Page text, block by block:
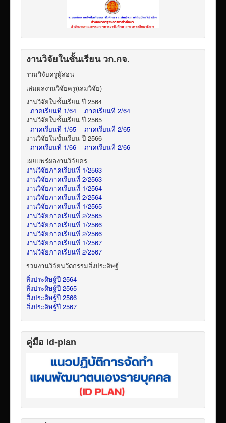
งานวิจัยในชั้นเรียน วก.กจ.
รวมวิจัยครูผู้สอน
เล่มผลงานวิจัยครู(เล่มวิจัย)
งานวิจัยในชั้นเรียน ปี 2564
ภาคเรียนที่ 1/64
ภาคเรียนที่ 2/64
งานวิจัยในชั้นเรียน ปี 2565
ภาคเรียนที่ 1/65
ภาคเรียนที่ 2/65
งานวิจัยในชั้นเรียน ปี 2566
ภาคเรียนที่ 1/66
ภาคเรียนที่ 2/66
เผยแพร่ผลงานวิจัยคร
งานวิจัยภาคเรียนที่ 1/2563
งานวิจัยภาคเรียนที่ 2/2563
งานวิจัยภาคเรียนที่ 1/2564
งานวิจัยภาคเรียนที่ 2/2564
งานวิจัยภาคเรียนที่ 1/2565
งานวิจัยภาคเรียนที่ 2/2565
งานวิจัยภาคเรียนที่ 1/2566
งานวิจัยภาคเรียนที่ 2/2566
งานวิจัยภาคเรียนที่ 1/2567
งานวิจัยภาคเรียนที่ 2/2567
รวมงานวิจัยนวัตกรรมสิ่งประดิษฐ์
สิ่งประดิษฐ์ปี 2564
สิ่งประดิษฐ์ปี 2565
สิ่งประดิษฐ์ปี 2566
สิ่งประดิษฐ์ปี 2567
คู่มือ id-plan